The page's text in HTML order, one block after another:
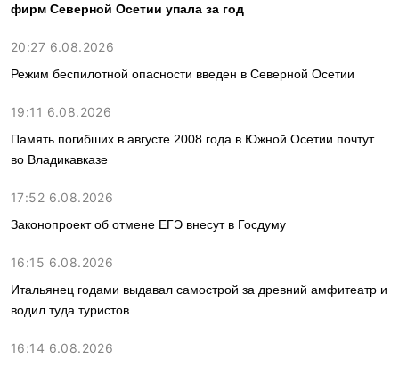
фирм Северной Осетии упала за год
20:27 6.08.2026
Режим беспилотной опасности введен в Северной Осетии
19:11 6.08.2026
Память погибших в августе 2008 года в Южной Осетии почтут
во Владикавказе
17:52 6.08.2026
Законопроект об отмене ЕГЭ внесут в Госдуму
16:15 6.08.2026
Итальянец годами выдавал самострой за древний амфитеатр и
водил туда туристов
16:14 6.08.2026